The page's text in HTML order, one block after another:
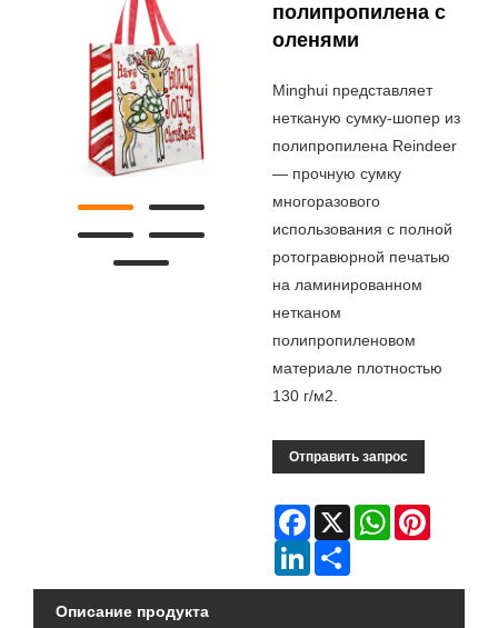
полипропилена с
оленями
Minghui представляет
нетканую сумку-шопер из
полипропилена Reindeer
— прочную сумку
многоразового
использования с полной
ротогравюрной печатью
на ламинированном
нетканом
полипропиленовом
материале плотностью
130 г/м2.
Отправить запрос
Facebook
X WhatsApp
LinkedIn
Описание продукта